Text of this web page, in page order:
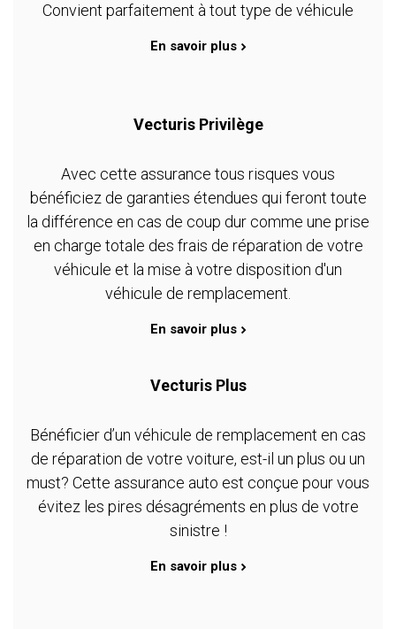
Convient parfaitement à tout type de véhicule
En savoir plus
Vecturis Privilège
Avec cette assurance tous risques vous
bénéficiez de garanties étendues qui feront toute
la différence en cas de coup dur comme une prise
en charge totale des frais de réparation de votre
véhicule et la mise à votre disposition d'un
véhicule de remplacement.
En savoir plus
Vecturis Plus
Bénéficier d’un véhicule de remplacement en cas
de réparation de votre voiture, est-il un plus ou un
must? Cette assurance auto est conçue pour vous
évitez les pires désagréments en plus de votre
sinistre !
En savoir plus